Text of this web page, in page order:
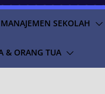
MANAJEMEN SEKOLAH
& ORANG TUA